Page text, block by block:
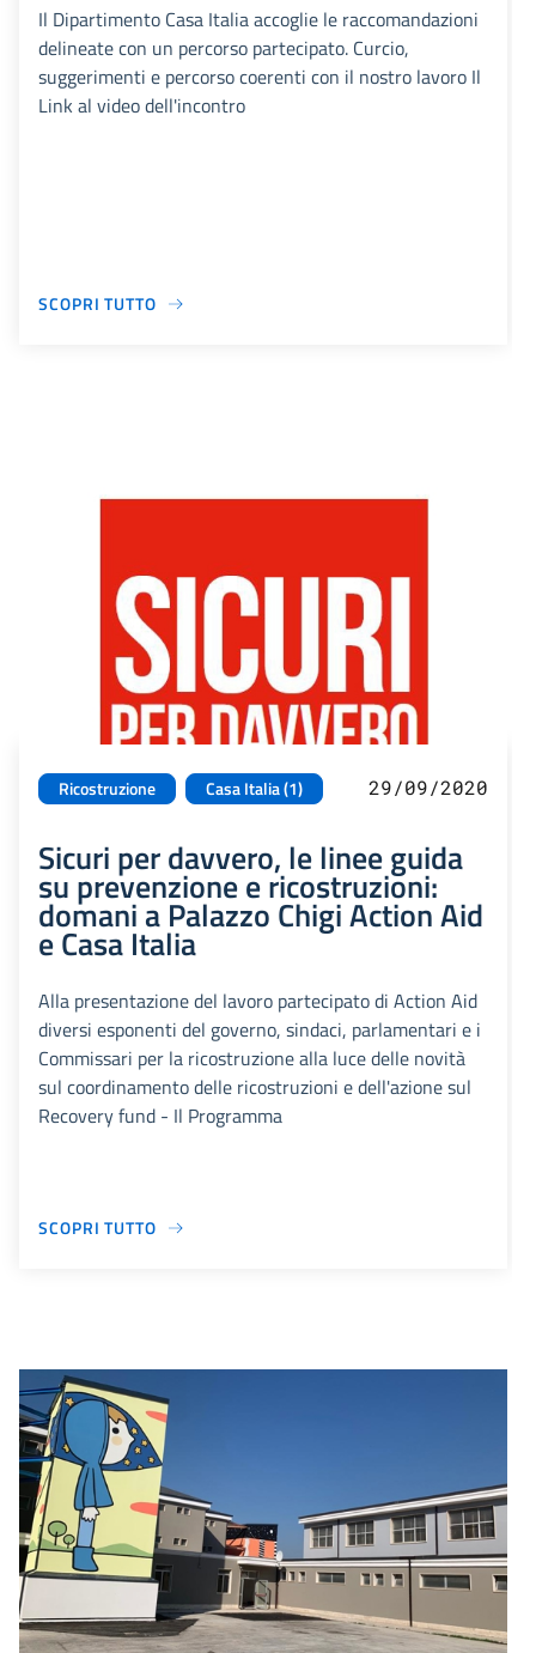
Il Dipartimento Casa Italia accoglie le raccomandazioni
delineate con un percorso partecipato. Curcio,
suggerimenti e percorso coerenti con il nostro lavoro Il
Link al video dell'incontro
SCOPRI TUTTO
Ricostruzione Casa Italia (1) 29/09/2020
Sicuri per davvero, le linee guida
su prevenzione e ricostruzioni:
domani a Palazzo Chigi Action Aid
e Casa Italia
Alla presentazione del lavoro partecipato di Action Aid
diversi esponenti del governo, sindaci, parlamentari e i
Commissari per la ricostruzione alla luce delle novità
sul coordinamento delle ricostruzioni e dell'azione sul
Recovery fund - Il Programma
SCOPRI TUTTO